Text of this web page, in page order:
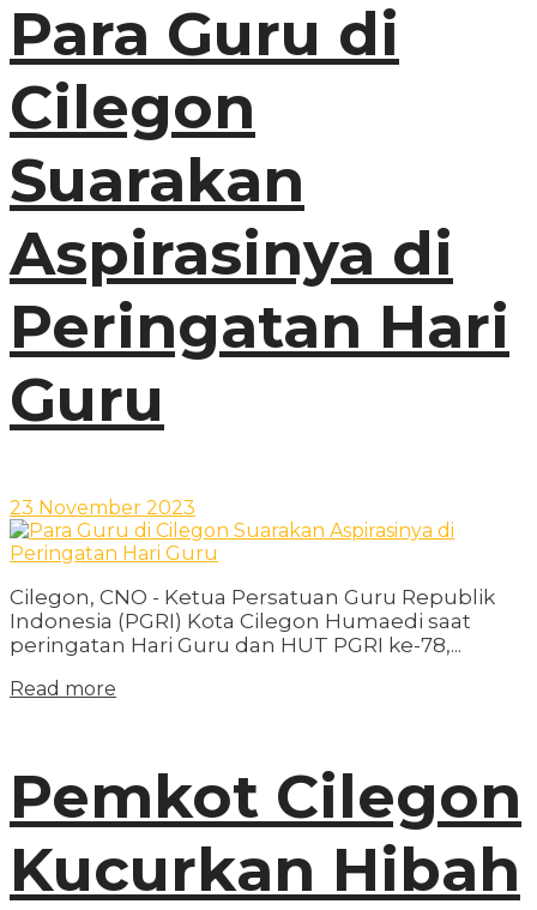
Para Guru di
Cilegon
Suarakan
Aspirasinya di
Peringatan Hari
Guru
23 November 2023
Cilegon, CNO - Ketua Persatuan Guru Republik
Indonesia (PGRI) Kota Cilegon Humaedi saat
peringatan Hari Guru dan HUT PGRI ke-78,...
Read more
Pemkot Cilegon
Kucurkan Hibah